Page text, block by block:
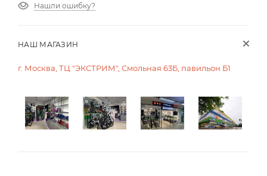
Нашли ошибку?
НАШ МАГАЗИН
г. Москва, ТЦ "ЭКСТРИМ", Смольная 63Б, павильон Б1